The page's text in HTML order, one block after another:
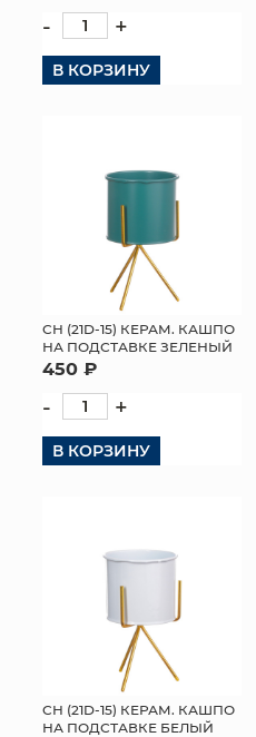
- +
В КОРЗИНУ
СН (21D-15) КЕРАМ. КАШПО
НА ПОДСТАВКЕ ЗЕЛЕНЫЙ
450 ₽
- +
В КОРЗИНУ
СН (21D-15) КЕРАМ. КАШПО
НА ПОДСТАВКЕ БЕЛЫЙ